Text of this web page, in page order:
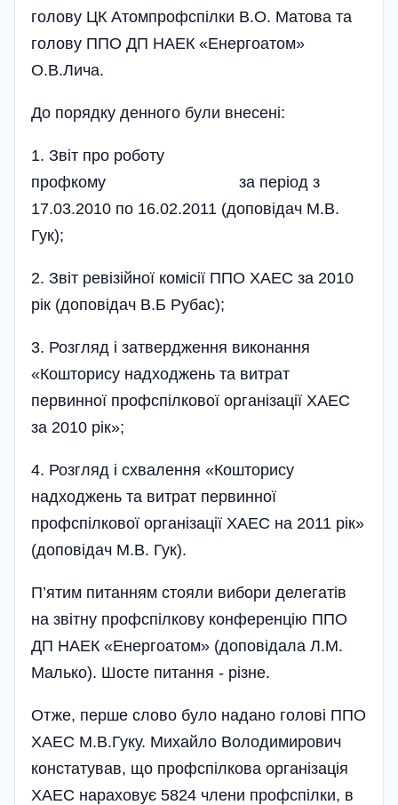
голову ЦК Атомпроф­спілки В.О. Матова та
голову ППО ДП НАЕК «Енергоатом»
О.В.Лича.
До порядку денного були внесені­:
1. Звіт про роботу
профкому за пе­ріод з
17.03.2010 по 16.02.2011 (доповідач М.В.
Гук);
2. Звіт ревізійної комісії ППО ХАЕС за 2010
рік (доповідач В.Б Рубас);
3. Розгляд і затвердження виконання
«Кошторису надходжень та витрат
первинної профспілкової організації ХАЕС
за 2010 рік»;
4. Розгляд і схвалення «Кошторису
надходжень та витрат первинної
профспілкової організації ХАЕС на 2011 рік»
(доповідач М.В. Гук).
П’ятим питанням стояли вибори­ делегатів
на звітну профспіл­кову конференцію ППО
ДП НАЕК «Енергоатом» (доповідала Л.М.
Малько). Шосте питання - різне.
Отже, перше слово було надано голові ППО
ХАЕС М.В.Гуку. Михайло Володимирович
констатував, що профспілкова організація
ХАЕС нараховує 5824 члени профспілки, в